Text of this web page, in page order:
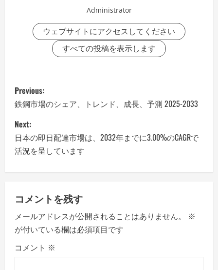
Administrator
ウェブサイトにアクセスしてください
すべての投稿を表示します
P
o
s
t
n
v
i
g
Previous:
鉄鋼市場のシェア、トレンド、成長、予測 2025-2033
Next:
日本の即日配達市場は、2032年までに3.00%のCAGRで
活況を呈しています
コメントを残す
メールアドレスが公開されることはありません。
※
が付いている欄は必須項目です
コメント ※